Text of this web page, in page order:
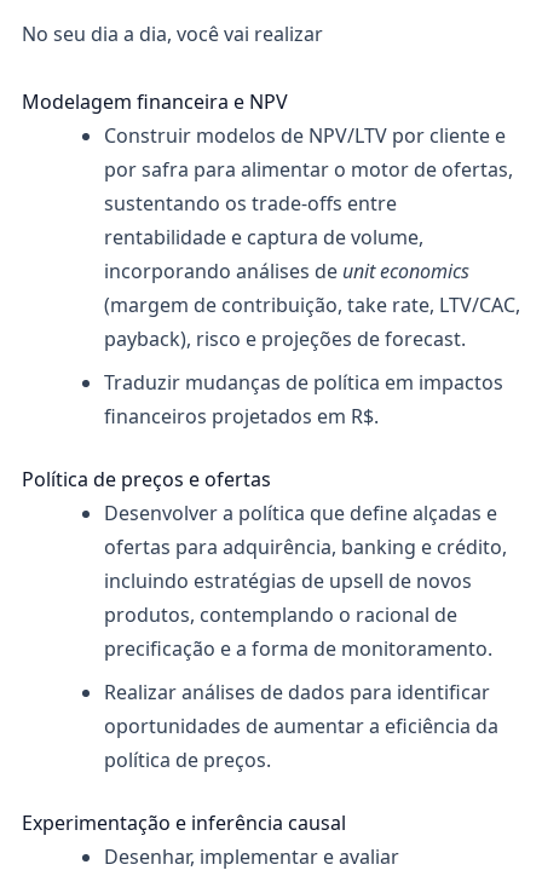
No seu dia a dia, você vai realizar
Modelagem financeira e NPV
Construir modelos de NPV/LTV por cliente e
por safra para alimentar o motor de ofertas,
sustentando os trade-offs entre
rentabilidade e captura de volume,
incorporando análises de unit economics
(margem de contribuição, take rate, LTV/CAC,
payback), risco e projeções de forecast.
Traduzir mudanças de política em impactos
financeiros projetados em R$.
Política de preços e ofertas
Desenvolver a política que define alçadas e
ofertas para adquirência, banking e crédito,
incluindo estratégias de upsell de novos
produtos, contemplando o racional de
precificação e a forma de monitoramento.
Realizar análises de dados para identificar
oportunidades de aumentar a eficiência da
política de preços.
Experimentação e inferência causal
Desenhar, implementar e avaliar